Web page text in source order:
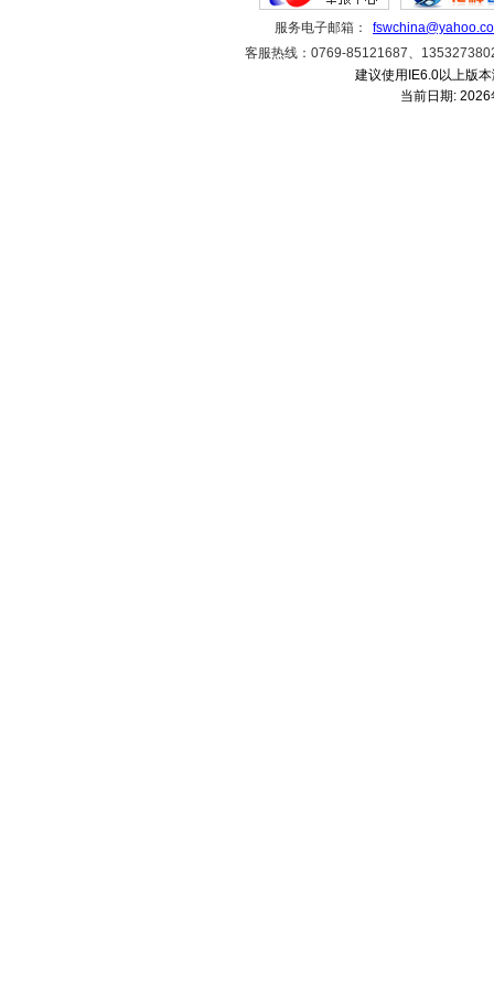
服务电子邮箱：
客服热线：0769-85121687、
建议使用IE6.0以上版
当前日期: 2026